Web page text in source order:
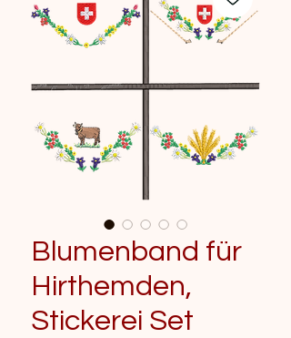
Blumenband für
Hirthemden,
Stickerei Set